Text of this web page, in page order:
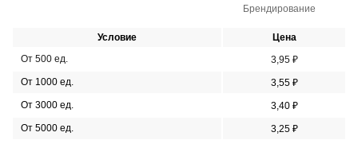
Брендирование
Условие
Цена
От 500 ед.
3,95 ₽
От 1000 ед.
3,55 ₽
От 3000 ед.
3,40 ₽
От 5000 ед.
3,25 ₽